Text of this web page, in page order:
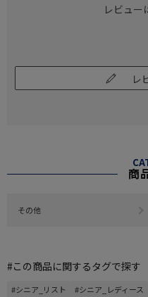
レビュー
レ
商
その他
#この商品に関するタグで探す
#シニア_リスト #シニア_レディース